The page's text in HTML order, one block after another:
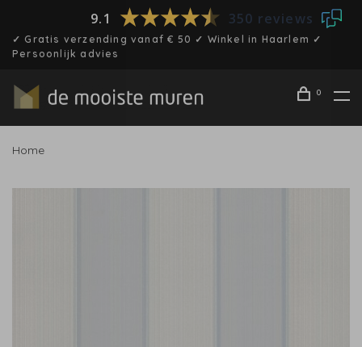
9.1 350 reviews
✓ Gratis verzending vanaf € 50 ✓ Winkel in Haarlem ✓
Persoonlijk advies
0
Home